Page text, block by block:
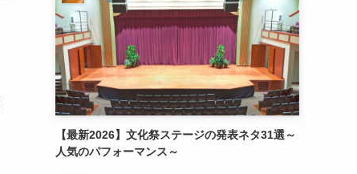
【最新2026】文化祭ステージの発表ネタ31選～
人気のパフォーマンス～